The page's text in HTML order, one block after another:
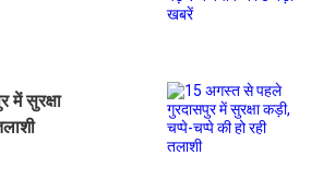
सुरक्षा